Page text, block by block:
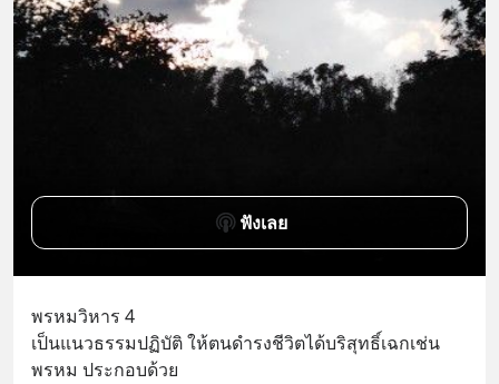
ฟังเลย
พรหมวิหาร 4
เป็นแนวธรรมปฏิบัติ ให้ตนดำรงชีวิตได้บริสุทธิ์เฉกเช่น
พรหม ประกอบด้วย